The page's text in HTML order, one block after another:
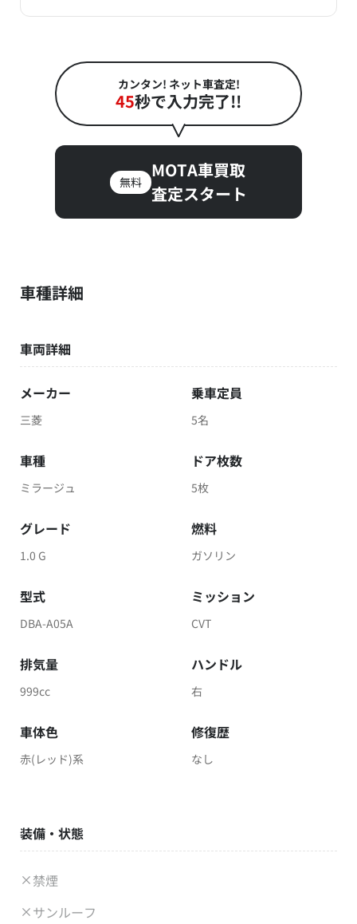
カンタン! ネット車査定!
45秒で入力完了!!
無料
MOTA車買取
査定スタート
車種詳細
車両詳細
メーカー
三菱
乗車定員
5名
車種
ミラージュ
ドア枚数
5枚
グレード
1.0 G
燃料
ガソリン
型式
DBA-A05A
ミッション
CVT
排気量
999cc
ハンドル
右
車体色
赤(レッド)系
修復歴
なし
装備・状態
禁煙
サンルーフ